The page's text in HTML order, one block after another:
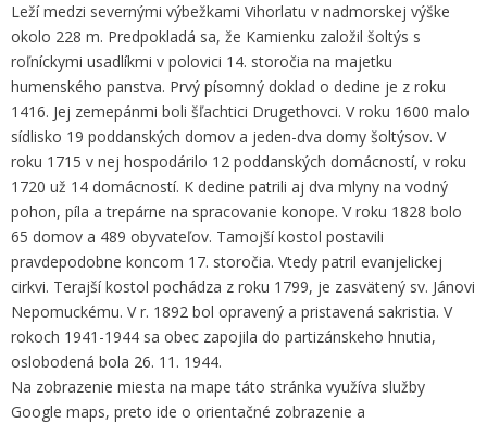
Leží medzi severnými výbežkami Vihorlatu v nadmorskej výške
okolo 228 m. Predpokladá sa, že Kamienku založil šoltýs s
roľníckymi usadlíkmi v polovici 14. storočia na majetku
humenského panstva. Prvý písomný doklad o dedine je z roku
1416. Jej zemepánmi boli šľachtici Drugethovci. V roku 1600 malo
sídlisko 19 poddanských domov a jeden-dva domy šoltýsov. V
roku 1715 v nej hospodárilo 12 poddanských domácností, v roku
1720 už 14 domácností. K dedine patrili aj dva mlyny na vodný
pohon, píla a trepárne na spracovanie konope. V roku 1828 bolo
65 domov a 489 obyvateľov. Tamojší kostol postavili
pravdepodobne koncom 17. storočia. Vtedy patril evanjelickej
cirkvi. Terajší kostol pochádza z roku 1799, je zasvätený sv. Jánovi
Nepomuckému. V r. 1892 bol opravený a pristavená sakristia. V
rokoch 1941-1944 sa obec zapojila do partizánskeho hnutia,
oslobodená bola 26. 11. 1944.
Na zobrazenie miesta na mape táto stránka využíva služby
Google maps, preto ide o orientačné zobrazenie a